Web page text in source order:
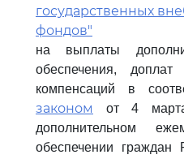
государственных
фондов"
на выплаты
обеспечения,
компенсаций в
законом
от 4
дополнительном
обеспечении граждан